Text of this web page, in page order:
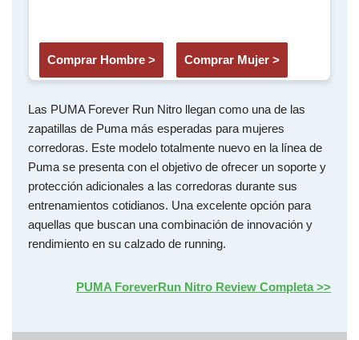
Comprar Hombre > Comprar Mujer >
Las PUMA Forever Run Nitro llegan como una de las
zapatillas de Puma más esperadas para mujeres
corredoras. Este modelo totalmente nuevo en la línea de
Puma se presenta con el objetivo de ofrecer un soporte y
protección adicionales a las corredoras durante sus
entrenamientos cotidianos. Una excelente opción para
aquellas que buscan una combinación de innovación y
rendimiento en su calzado de running.
PUMA ForeverRun Nitro Review Completa >>